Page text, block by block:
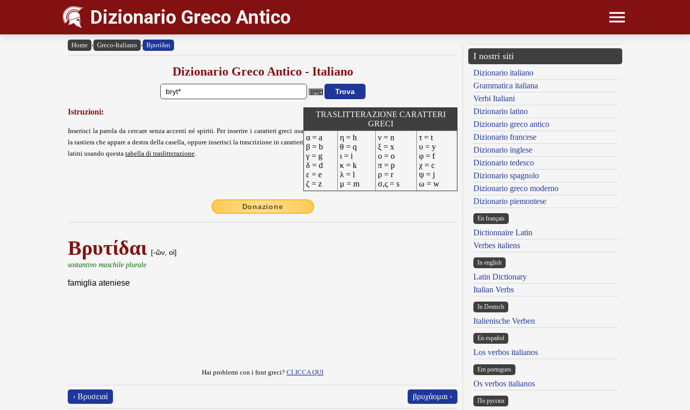
Dizionario Greco Antico
Home › Greco-Italiano › Βρυτίδαι
Dizionario Greco Antico - Italiano
Istruzioni:
Inserisci la parola da cercare senza accenti né spiriti. Per inserire i caratteri greci usa
la tastiera che appare a destra della casella, oppure inserisci la trascrizione in caratteri
latini usando questa tabella di traslitterazione.
TRASLITTERAZIONE CARATTERI
GRECI
α = a
β = b
γ = g
δ = d
ε = e
ζ = z
η = h
θ = q
ι = i
κ = k
λ = l
μ = m
ν = n
ξ = x
ο = o
π = p
ρ = r
σ,ς = s
τ = t
υ = y
φ = f
χ = c
ψ = j
ω = w
Donazione
Βρυτίδαι [-ῶν, οἱ]
sostantivo maschile plurale
famiglia ateniese
Hai problemi con i font greci? CLICCA QUI
‹ Βρυσειαί βρυχάομαι ›
I nostri siti
Dizionario italiano
Grammatica italiana
Verbi Italiani
Dizionario latino
Dizionario greco antico
Dizionario francese
Dizionario inglese
Dizionario tedesco
Dizionario spagnolo
Dizionario greco moderno
Dizionario piemontese
En français
Dictionnaire Latin
Verbes italiens
In english
Latin Dictionary
Italian Verbs
In Deutsch
Italienische Verben
En español
Los verbos italianos
Em portugues
Os verbos italianos
По русски